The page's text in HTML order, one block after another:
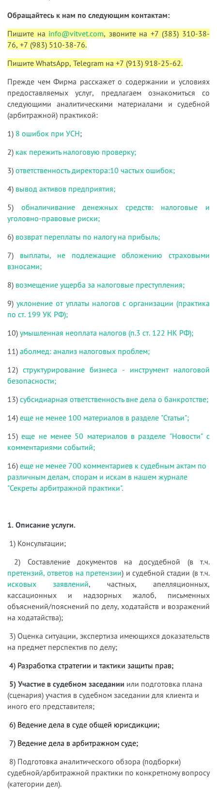
Обращайтесь к нам по следующим контактам:
Пишите на info@vitvet.com, звоните на +7 (383) 310-38-
76, +7 (983) 510-38-76.
Пишите WhatsApp, Telegram на +7 (913) 918-25-62.
Прежде чем Фирма расскажет о содержании и условиях
предоставляемых услуг, предлагаем ознакомиться со
следующими аналитическими материалами и судебной
(арбитражной) практикой:
1) 8 ошибок при УСН;
2) как пережить налоговую проверку;
3) ответственность директора:10 частых ошибок;
4) вывод активов предприятия;
5) обналичивание денежных средств: налоговые и
уголовно-правовые риски;
6) возврат переплаты по налогу на прибыль;
7) выплаты, не подлежащие обложению страховыми
взносами;
8) возмещение ущерба за налоговые преступления;
9) уклонение от уплаты налогов с организации (практика
по ст. 199 УК РФ);
10) умышленная неоплата налогов (п.3 ст. 122 НК РФ);
11) аболмед: анализ налоговых проблем;
12) структурирование бизнеса - инструмент налоговой
безопасности;
13) субсидиарная ответственность вне дела о банкротстве;
14) еще не менее 100 материалов в разделе "Статьи";
15)еще не менее 50 материалов в разделе "Новости" с
комментариями событий;
16) еще не менее 700 комментариев к судебным актам по
различным делам, спорам и искам в нашем журнале
"Секреты арбитражной практики".
1. Описание услуги.
1) Консультации;
2) Составление документов на досудебной (в т.ч.
претензий, ответов на претензии) и судебной стадии (в т.ч.
исковых заявлений, частных, апелляционных,
кассационных и надзорных жалоб, письменных
объяснений/пояснений по делу, ходатайств и возражений
на ходатайства);
3) Оценка ситуации, экспертиза имеющихся доказательств
на предмет перспектив по делу;
4) Разработка стратегии и тактики защиты прав;
5) Участие в судебном заседании или подготовка плана
(сценария) участия в судебном заседании для клиента и
иного его представителя;
6) Ведение дела в суде общей юрисдикции;
7) Ведение дела в арбитражном суде;
8) Подготовка аналитического обзора (подборки)
судебной/арбитражной практики по конкретному вопросу
(категории дел).